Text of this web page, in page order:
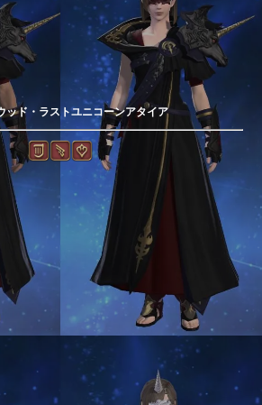
ッド・ラストユニコーンアタイア